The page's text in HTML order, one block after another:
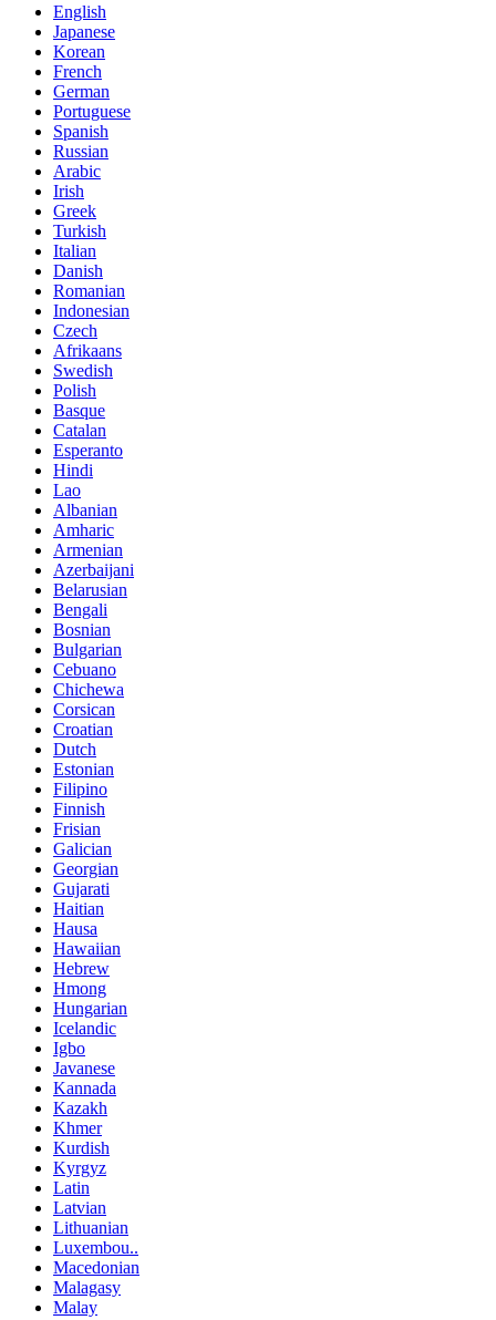
English
Japanese
Korean
French
German
Portuguese
Spanish
Russian
Arabic
Irish
Greek
Turkish
Italian
Danish
Romanian
Indonesian
Czech
Afrikaans
Swedish
Polish
Basque
Catalan
Esperanto
Hindi
Lao
Albanian
Amharic
Armenian
Azerbaijani
Belarusian
Bengali
Bosnian
Bulgarian
Cebuano
Chichewa
Corsican
Croatian
Dutch
Estonian
Filipino
Finnish
Frisian
Galician
Georgian
Gujarati
Haitian
Hausa
Hawaiian
Hebrew
Hmong
Hungarian
Icelandic
Igbo
Javanese
Kannada
Kazakh
Khmer
Kurdish
Kyrgyz
Latin
Latvian
Lithuanian
Luxembou..
Macedonian
Malagasy
Malay